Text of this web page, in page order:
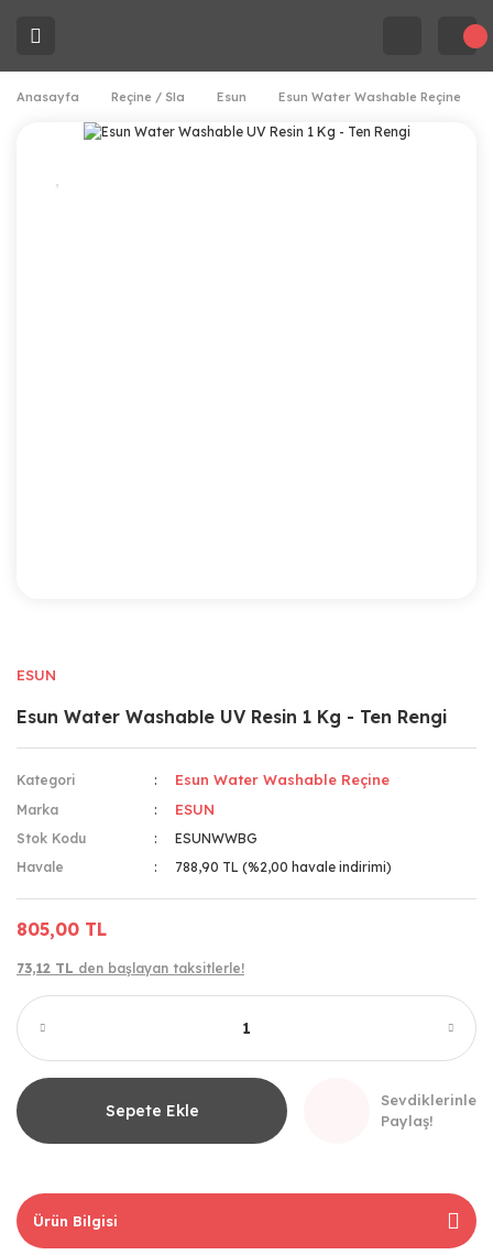
Anasayfa Reçine / Sla Esun Esun Water Washable Reçine
ESUN
Esun Water Washable UV Resin 1 Kg - Ten Rengi
Kategori Esun Water Washable Reçine
Marka ESUN
Stok Kodu
ESUNWWBG
Havale
788,90 TL (%2,00 havale indirimi)
805,00 TL
73,12 TL den başlayan taksitlerle!
Sepete Ekle
Sevdiklerinle
Paylaş!
Ürün Bilgisi